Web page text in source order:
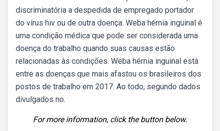
discriminatória a despedida de empregado portador
do vírus hiv ou de outra doença. Weba hérnia inguinal é
uma condição médica que pode ser considerada uma
doença do trabalho quando suas causas estão
relacionadas às condições. Weba hérnia inguinal está
entre as doenças que mais afastou os brasileiros dos
postos de trabalho em 2017. Ao todo, segundo dados
divulgados no.
For more information, click the button below.